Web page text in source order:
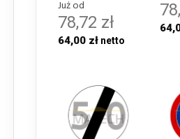
Już od
78,72 zł
64,00 zł